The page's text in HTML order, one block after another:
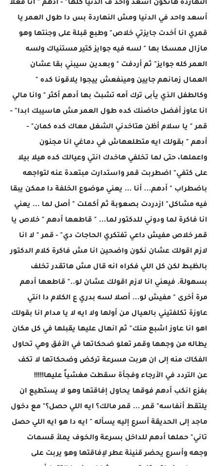
النهاردة هاتكون أسعد واحد ف الدنيا كلها" - أدهم " انا فعلا
أسعد واحد في الدنيا ومش النهاردة بس دا طول العمر يا
قمري انا أخدت جايزتي خلاص" وطبع قبلة على وجنتها وهو
مازال ممسكا بها " لسه فيه جوايز كتير مستنياك ولسه
العمر كله جوايز" ثم أردفت " وبعدين سيبني بقا عشان
العمال زمانهم جايين ومينفعش ييجوا يلاقونا كده "
وكالطفل الذي يأبى ترك أمه تشبث بها أدهم أكثر " وانا مالي
انا عاوز أفضل حاضنك كده طول العمر مش هاسيبك ابدا" -
قمر " يا سلام أظن هتاخدني الشغل معاك كده كمان" -
أدهم " بقولك ايه متطلعهاش في دماغي انا مجنون
واعملها، حتى لما تخلفي هاخدك انتي وعيالك كده هيلا بيلا
على كتفي" اضطربت قمر واستدارت مبتعدة عنه لتواجهه
باضطراب " أدهم... أنا ... يعني موضوع الخلفة دا ممكن يبقا
فيه مشاكل" ازدردت بصعوبة ثم أكملت " أصل لما ... يعني
انا فاكرة لما ودوني للدكتور لما... " قاطعها أدهم " خلاص يا
قمر خلاص مفيش داعي تفتكري الحاجات دي" - قمر " لا انا
لازم اقولك عشان نكون واضحين انا مش فاكرة كلام الدكتور
بالظبط لكن كل اللي فكراه انه قال مش هاتقدر تخلف
بسهولة. فيعني انا لازم اقولك عشان لو.." قاطعها أدهم
مرة أخرى " مفيش لو... أصلا لسه بدري ع الكلام دا انتي
عاوزة تكلفتيني بالعيال من أولها ولا ايه لا يا مدام انا بقولك
اهو انا عاوز اشبع منك" ثم انهال عليها يقبلها في كل مكان
يطاله من وجهها وقمر تعلو ضحكاتها في الأفق وهي تحاول
الفكاك منه إلى ان هربت مسرعة تركض وضحكاتها لا تكف
عن التردد في الأرجاء وفجأة سقطت مغشياً عليها!!!!!
بفزع انكب أدهم فوقها يحاول إفاقتها وهو لا يستطيع ان
يلتقط أنفاسه" قمر ... قمر مالك؟ ايه اللي حصل؟" مع دخول
ماجد إلى الحديقة أسرع إليه يسأله " ايه دا هو ايه اللي حصل
تاني" حملها أدهم للداخل بسرعة والخوف يملأ قسمات
وجهه وأسرع يحضر قنينة عطر لإفاقتها وهو يربت على